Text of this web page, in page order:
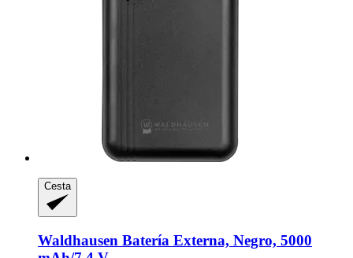
Cesta
Waldhausen Batería Externa, Negro, 5000